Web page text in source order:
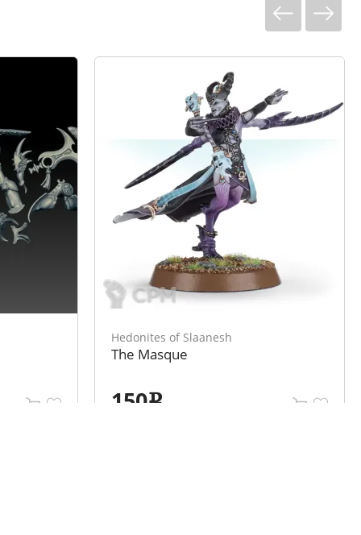
Hedonites of Slaanesh
The Masque
150e